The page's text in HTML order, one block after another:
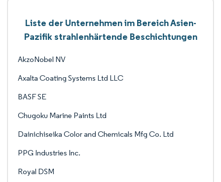
Liste der Unternehmen im Bereich Asien-
Pazifik strahlenhärtende Beschichtungen
AkzoNobel NV
Axalta Coating Systems Ltd LLC
BASF SE
Chugoku Marine Paints Ltd
Dainichiseika Color and Chemicals Mfg Co. Ltd
PPG Industries Inc.
Royal DSM